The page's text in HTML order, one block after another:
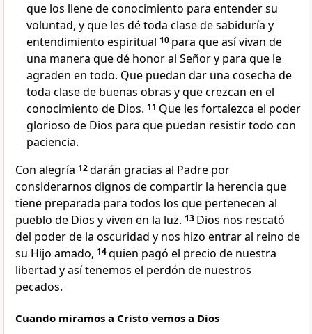
que los llene de conocimiento para entender su
voluntad, y que les dé toda clase de sabiduría y
entendimiento espiritual 10 para que así vivan de
una manera que dé honor al Señor y para que le
agraden en todo. Que puedan dar una cosecha de
toda clase de buenas obras y que crezcan en el
conocimiento de Dios. 11 Que les fortalezca el poder
glorioso de Dios para que puedan resistir todo con
paciencia.
Con alegría 12darán gracias al Padre por
considerarnos dignos de compartir la herencia que
tiene preparada para todos los que pertenecen al
pueblo de Dios y viven en la luz. 13 Dios nos rescató
del poder de la oscuridad y nos hizo entrar al reino de
su Hijo amado, 14quien pagó el precio de nuestra
libertad y así tenemos el perdón de nuestros
pecados.
Cuando miramos a Cristo vemos a Dios